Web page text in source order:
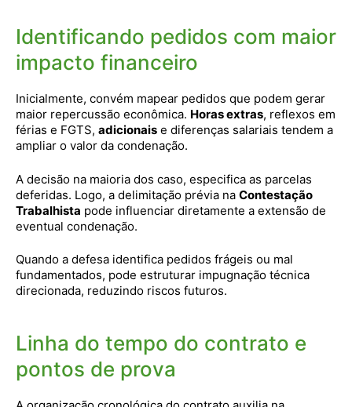
Identificando pedidos com maior
impacto financeiro
Inicialmente, convém mapear pedidos que podem gerar
maior repercussão econômica. Horas extras, reflexos em
férias e FGTS, adicionais e diferenças salariais tendem a
ampliar o valor da condenação.
A decisão na maioria dos caso, especifica as parcelas
deferidas. Logo, a delimitação prévia na Contestação
Trabalhista pode influenciar diretamente a extensão de
eventual condenação.
Quando a defesa identifica pedidos frágeis ou mal
fundamentados, pode estruturar impugnação técnica
direcionada, reduzindo riscos futuros.
Linha do tempo do contrato e
pontos de prova